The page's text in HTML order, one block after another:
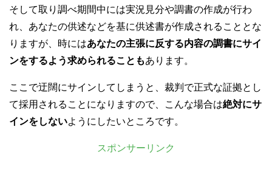
そして取り調べ期間中には実況見分や調書の作成が行わ
れ、あなたの供述などを基に供述書が作成されることとな
りますが、時にはあなたの主張に反する内容の調書にサイ
ンをするよう求められることもあります。
ここで迂闊にサインしてしまうと、裁判で正式な証拠とし
て採用されることになりますので、こんな場合は絶対にサ
インをしないようにしたいところです。
スポンサーリンク